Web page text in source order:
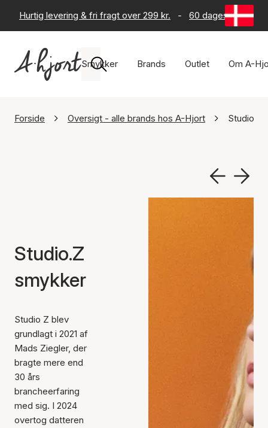
Hurtig levering & fri fragt over 299 kr. - 60 dages returret
Smykker Brands Outlet Om A-
Forside Oversigt - alle brands hos A-Hjort Studio.Z
Studio.Z
smykker
Studio Z blev
grundlagt i 2021 af
Mads Ziegler, der
bragte mere end
30 års
brancheerfaring
med sig. I 2024
overtog datteren